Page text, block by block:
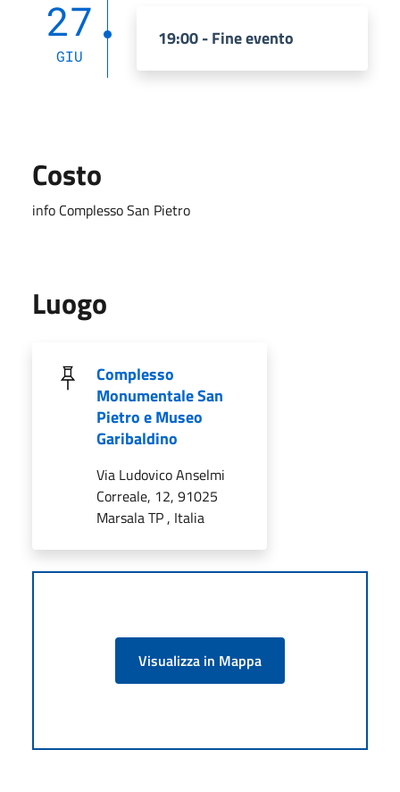
27
GIU
19:00 - Fine evento
Costo
info Complesso San Pietro
Luogo
Complesso
Monumentale San
Pietro e Museo
Garibaldino
Via Ludovico Anselmi
Correale, 12, 91025
Marsala TP , Italia
Visualizza in Mappa